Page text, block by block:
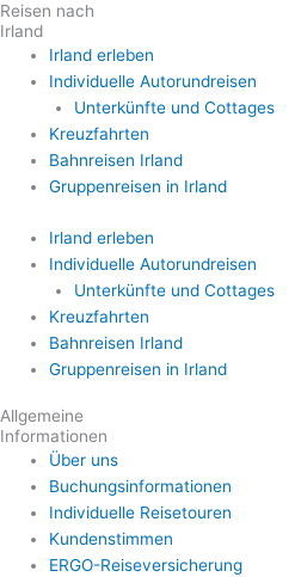
Reisen nach
Irland
Irland erleben
Individuelle Autorundreisen
Unterkünfte und Cottages
Kreuzfahrten
Bahnreisen Irland
Gruppenreisen in Irland
Irland erleben
Individuelle Autorundreisen
Unterkünfte und Cottages
Kreuzfahrten
Bahnreisen Irland
Gruppenreisen in Irland
Allgemeine
Informationen
Über uns
Buchungsinformationen
Individuelle Reisetouren
Kundenstimmen
ERGO-Reiseversicherung